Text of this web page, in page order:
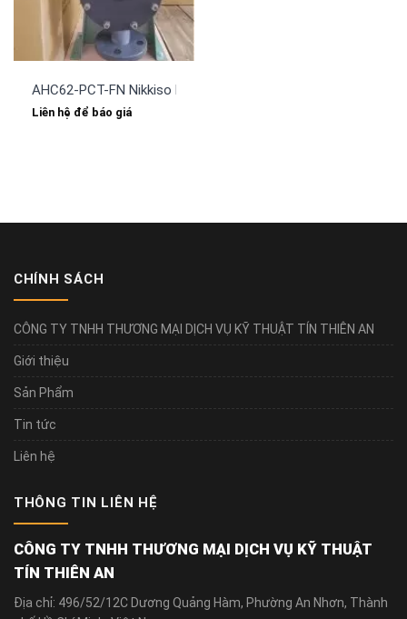
AHC62-PCT-FN Nikkiso Bơm hóa chất thương hiệu Nhật Bản
Liên hệ để báo giá
CHÍNH SÁCH
CÔNG TY TNHH THƯƠNG MẠI DỊCH VỤ KỸ THUẬT TÍN THIÊN AN
Giới thiệu
Sản Phẩm
Tin tức
Liên hệ
THÔNG TIN LIÊN HỆ
CÔNG TY TNHH THƯƠNG MẠI DỊCH VỤ KỸ THUẬT
TÍN THIÊN AN
Địa chỉ: 496/52/12C Dương Quảng Hàm, Phường An Nhơn, Thành